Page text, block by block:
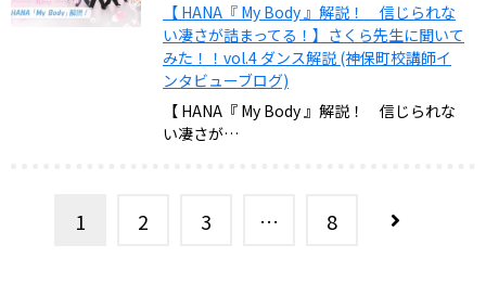
【 HANA『 My Body 』解説！ 信じられな
い凄さが詰まってる！】さくら先生に聞いて
みた！！vol.4 ダンス解説 (神保町校講師イ
ンタビューブログ)
【 HANA『 My Body 』解説！ 信じられな
い凄さが…
1 2 3 … 8